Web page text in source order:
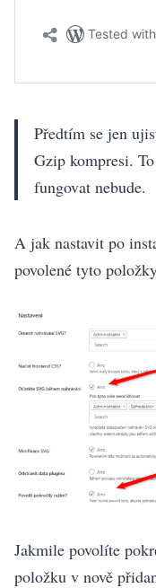
Předtím se jen
Gzip kompresi.
fungovat nebude.
A jak nastavit po
povolené tyto
Jakmile povolíte
položku v nově